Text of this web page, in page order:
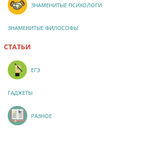
ЗНАМЕНИТЫЕ ПСИХОЛОГИ
ЗНАМЕНИТЫЕ ФИЛОСОФЫ
СТАТЬИ
ЕГЭ
ГАДЖЕТЫ
РАЗНОЕ